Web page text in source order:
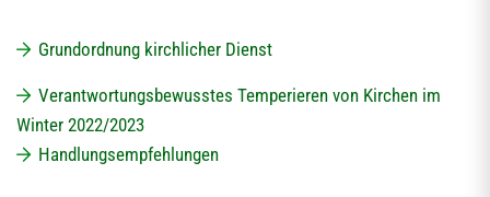
Grundordnung kirchlicher Dienst
Verantwortungsbewusstes Temperieren von Kirchen im
Winter 2022/2023
Handlungsempfehlungen